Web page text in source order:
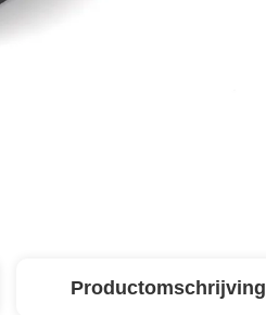
Productomschrijving